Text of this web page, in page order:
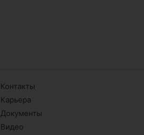
Контакты
Карьера
Документы
Видео